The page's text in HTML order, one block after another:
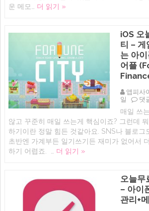
메
모
블
링
크
유
어
플
추
천)
에
운 메모… 더 읽기 »
iOS 오
티 – 게
는 아
어플
앱피사
일
iOS
늘
의
앱:
포
츈
임
하
며
가
댓
매일 쓰
않고 꾸준히 매일 쓰는게 핵심이죠? 그런데
하기이란 정말 힘든 것같아요. SNS나 블로그
초반엔 가계부든 일기쓰기든 재미가 없어서
하기 어렵죠. … 더 읽기 »
오늘무
– 아이
관리+